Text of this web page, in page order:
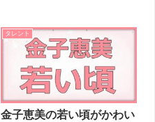
タレント
金子恵美の若い頃がかわい